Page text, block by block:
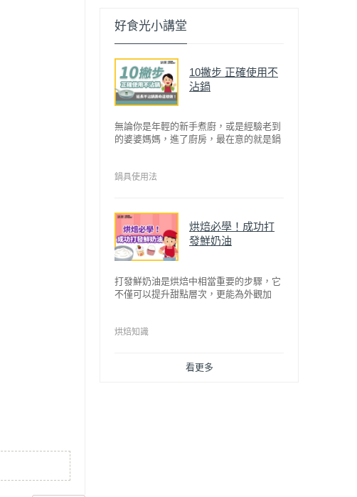
好食光小講堂
10撇步 正確使用不
沾鍋
無論你是年輕的新手煮廚，或是經驗老到
的婆婆媽媽，進了廚房，最在意的就是鍋
的問題後，就深受普羅大眾的喜愛，而鍋
金鑽不沾系列的鍋具，更年年穩居銷售排
行榜的前幾名。然而如何用得正確、用得
久，本文歸納出10點小撇步，立馬告訴
您！
鍋具使用法
烘焙必學！成功打
發鮮奶油
打發鮮奶油是烘焙中相當重要的步驟，它
不僅可以提升甜點層次，更能為外觀加
有不同口感，以下就來介紹如何成功打發
烘焙知識
看更多